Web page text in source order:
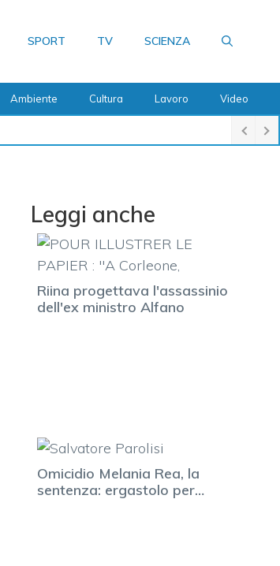
SPORT TV SCIENZA
Ambiente Cultura Lavoro Video
Leggi anche
Riina progettava l'assassinio
dell'ex ministro Alfano
Omicidio Melania Rea, la
sentenza: ergastolo per…